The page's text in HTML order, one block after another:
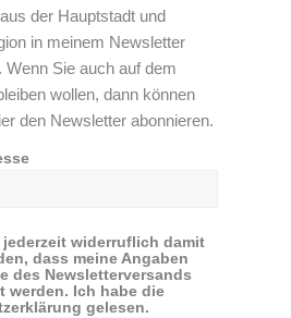
der Hauptstadt und
in meinem Newsletter
Wenn Sie auch auf dem
wollen, dann können
den Newsletter abonnieren.
jederzeit widerruflich damit
dass meine Angaben
des Newsletterversands
werden. Ich habe die
gelesen.